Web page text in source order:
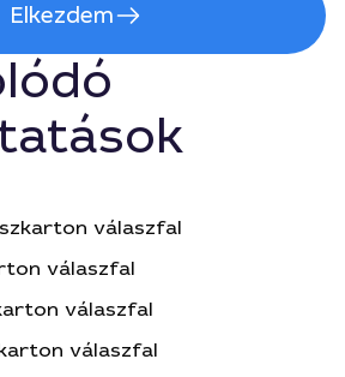
Elkezdem
válaszfal
válaszfal
válaszfal
válaszfal